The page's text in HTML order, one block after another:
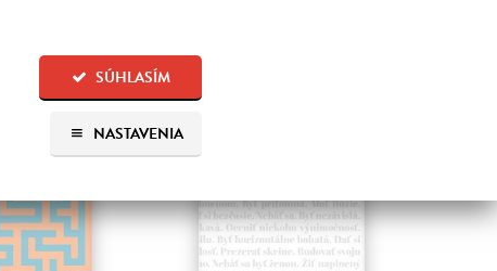
SÚHLASÍM
NASTAVENIA
na sklade